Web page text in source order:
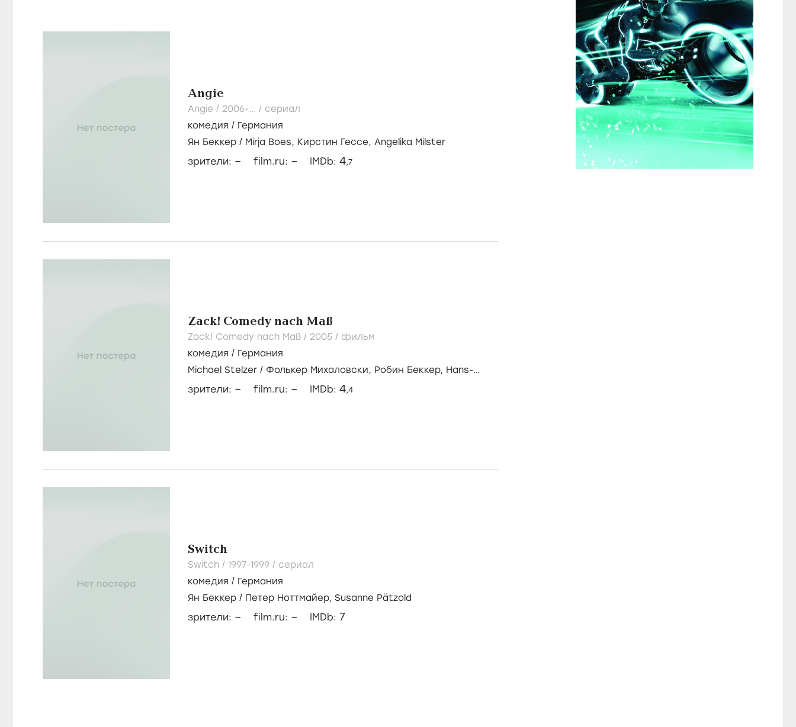
Angie
Angie / 2006-... / сериал
комедия / Германия
Ян Беккер / Mirja Boes, Кирстин Гессе, Angelika Milster
зрители: – film.ru: – IMDb: 4,7
Zack! Comedy nach Maß
Zack! Comedy nach Maß / 2005 / фильм
комедия / Германия
Michael Stelzer / Фолькер Михаловски, Робин Беккер, Hans-
зрители: – film.ru: – IMDb: 4,4
Switch
Switch / 1997-1999 / сериал
комедия / Германия
Ян Беккер / Петер Ноттмайер, Susanne Pätzold
зрители: – film.ru: – IMDb: 7